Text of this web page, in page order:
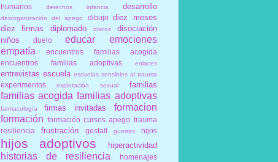
humanos
derechos infancia desarrollo
desorganización del apego dibujo diez meses
diez firmas
diplomado discos
disociación
niños
duelo educar
emociones
empatía
encuentros familias acogida
encuentros familias adoptivas
enlaces
entrevistas escuela escuelas sensibles al trauma
experimentos explotación sexual familias
familias acogida familias adoptivas
farmacología firmas invitadas
formacion
formación formación cursos apego trauma
resiliencia
frustración gestalt guerras hijos
hijos adoptivos hiperactividad
historias de resiliencia homenajes